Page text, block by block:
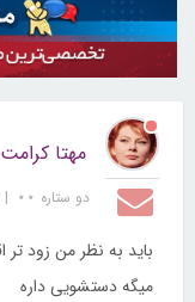
مهتا کرامت
دو ستاره ⋆⋆ |
میگه دستشویی داره